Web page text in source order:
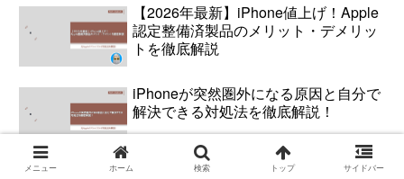
【2026年最新】iPhone値上げ！Apple
認定整備済製品のメリット・デメリッ
トを徹底解説
iPhoneが突然圏外になる原因と自分で
解決できる対処法を徹底解説！
メニュー ホーム 検索 トップ サイドバー